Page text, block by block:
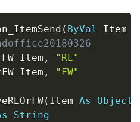
( ByVal Item
Item
,
"RE"
Item
,
"FW"
( Item As Object
String
Copy